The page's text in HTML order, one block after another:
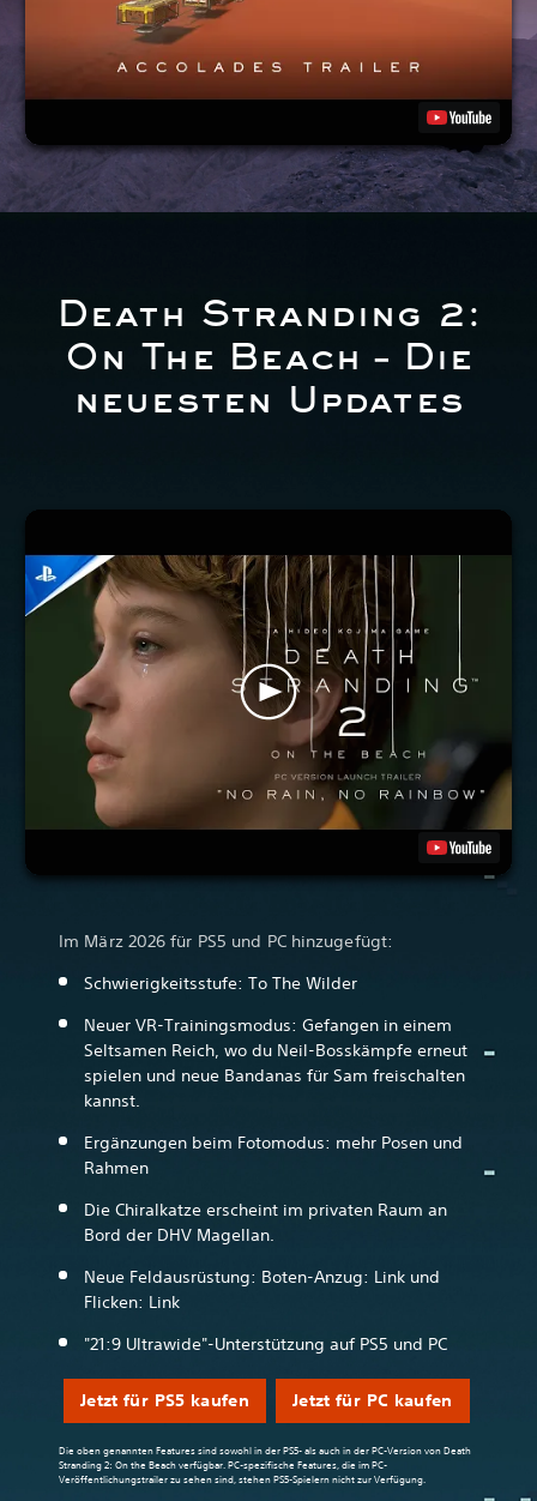
Death Stranding 2:
On The Beach – Die
neuesten Updates
Im März 2026 für PS5 und PC hinzugefügt:
Schwierigkeitsstufe: To The Wilder
Neuer VR-Trainingsmodus: Gefangen in einem
Seltsamen Reich, wo du Neil-Bosskämpfe erneut
spielen und neue Bandanas für Sam freischalten
kannst.
Ergänzungen beim Fotomodus: mehr Posen und
Rahmen
Die Chiralkatze erscheint im privaten Raum an
Bord der DHV Magellan.
Neue Feldausrüstung: Boten-Anzug: Link und
Flicken: Link
"21:9 Ultrawide"-Unterstützung auf PS5 und PC
Jetzt für PS5 kaufen Jetzt für PC kaufen
Die oben genannten Features sind sowohl in der PS5- als auch in der PC-Version von Death
Stranding 2: On the Beach verfügbar. PC-spezifische Features, die im PC-
Veröffentlichungstrailer zu sehen sind, stehen PS5-Spielern nicht zur Verfügung.